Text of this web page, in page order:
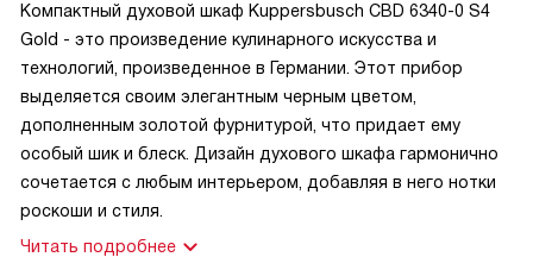
Компактный духовой шкаф Kuppersbusch CBD 6340-0 S4
Gold - это произведение кулинарного искусства и
технологий, произведенное в Германии. Этот прибор
выделяется своим элегантным черным цветом,
дополненным золотой фурнитурой, что придает ему
особый шик и блеск. Дизайн духового шкафа гармонично
сочетается с любым интерьером, добавляя в него нотки
роскоши и стиля.
Читать подробнее